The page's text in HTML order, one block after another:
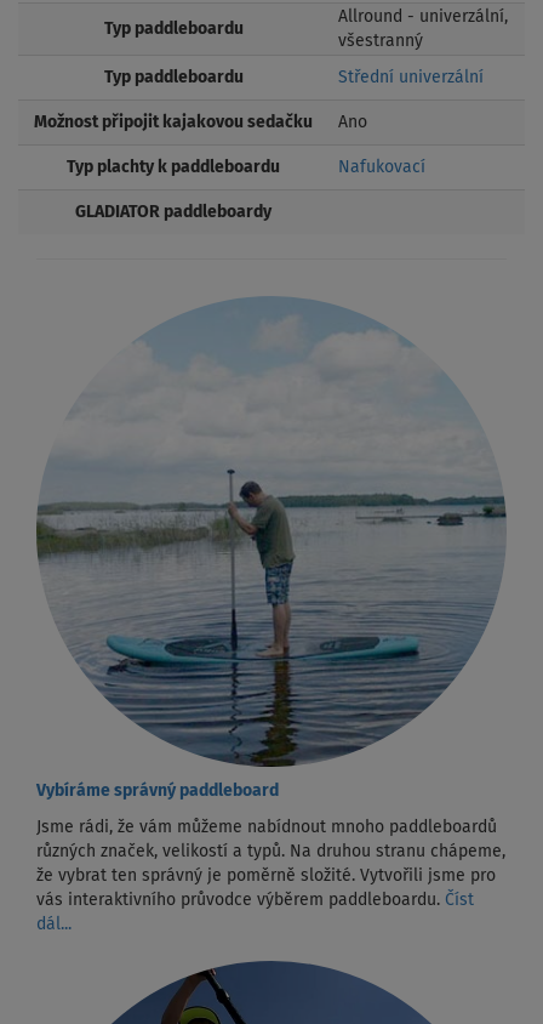
Typ paddleboardu
Allround - univerzální,
všestranný
Typ paddleboardu Střední univerzální
Možnost připojit kajakovou sedačku Ano
Typ plachty k paddleboardu Nafukovací
GLADIATOR paddleboardy
Vybíráme správný paddleboard
Jsme rádi, že vám můžeme nabídnout mnoho paddleboardů
různých značek, velikostí a typů. Na druhou stranu chápeme,
že vybrat ten správný je poměrně složité. Vytvořili jsme pro
vás interaktivního průvodce výběrem paddleboardu. Číst
dál...